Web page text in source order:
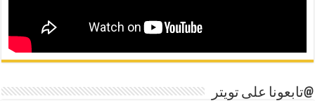
@تابعونا على تويتر